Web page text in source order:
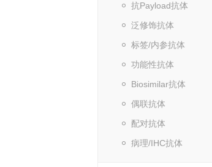
抗Payload抗体
泛修饰抗体
标签/内参抗体
功能性抗体
Biosimilar抗体
偶联抗体
配对抗体
病理/IHC抗体